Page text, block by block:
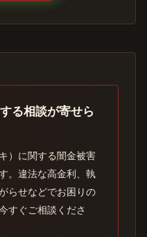
る相談が寄せら
）に関する闇金被害
。違法な高金利、執
らせなどでお困りの
すぐご相談くださ